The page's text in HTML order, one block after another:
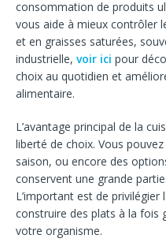
consommation de produits
vous aide à mieux contrôler
et en graisses saturées,
industrielle, voir ici pour
choix au quotidien et
alimentaire.
L’avantage principal de la
liberté de choix. Vous
saison, ou encore des
conservent une grande
L’important est de
construire des plats à la fois
votre organisme.